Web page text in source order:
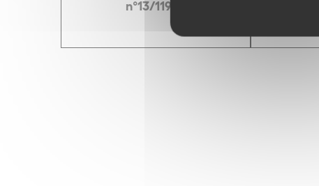
n°13/11944